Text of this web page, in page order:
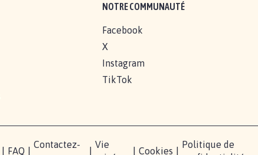
NOTRE COMMUNAUTÉ
Facebook
X
Instagram
TikTok
FAQ
Contactez-
Vie
Cookies
Politique de